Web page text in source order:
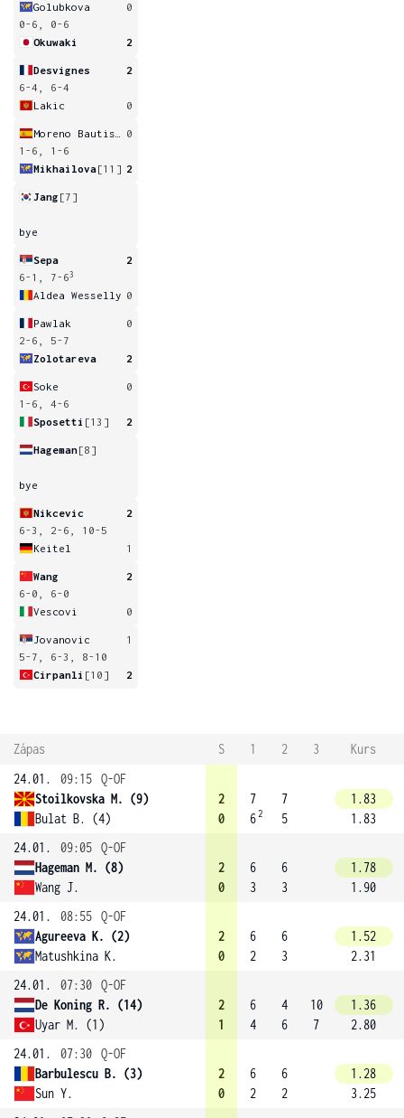
Golubkova
0
0-6, 0-6
Okuwaki
2
Desvignes
2
6-4, 6-4
Lakic
0
0
1-6, 1-6
Mikhailova[11] 2
Jang [7]
bye
Sepa
2
6-1, 7-63
Aldea Wesselly 0
Pawlak
0
2-6, 5-7
Zolotareva
2
Soke
0
1-6, 4-6
Sposetti [13] 2
Hageman[8]
bye
Nikcevic
2
6-3, 2-6, 10-5
Keitel
1
Wang
2
6-0, 6-0
Vescovi
0
Jovanovic
1
5-7, 6-3, 8-10
Cirpanli [10] 2
Zápas S 1 2 3
Kurs
24.01.
09:15 Q-OF
Stoilkovska M. (9)
Bulat B. (4)
2
0
7
62
7
5
1.83
1.83
24.01.
09:05 Q-OF
Hageman M. (8)
Wang J.
2
0
6
3
6
3
1.78
1.90
24.01.
08:55 Q-OF
Agureeva K. (2)
Matushkina K.
2
0
6
2
6
3
1.52
2.31
24.01.
07:30 Q-OF
De Koning R. (14)
Uyar M. (1)
2
1
6
4
4
6
10
7
1.36
2.80
24.01.
07:30 Q-OF
Barbulescu B. (3)
Sun Y.
2
0
6
2
6
2
1.28
3.25